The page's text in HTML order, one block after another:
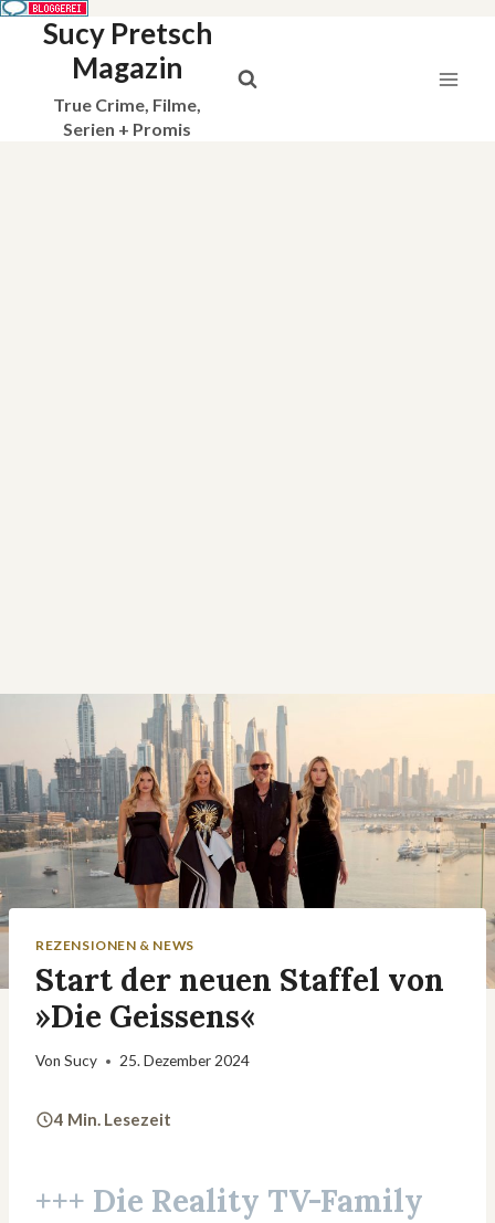
Sucy Pretsch
Magazin
True Crime, Filme,
Serien + Promis
REZENSIONEN & NEWS
Start der neuen Staffel von
»Die Geissens«
Von Sucy 25. Dezember 2024
4 Min. Lesezeit
+++ Die Reality TV-Family